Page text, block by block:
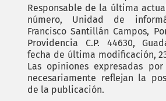
Responsable de la última
número, Unidad de
Francisco Santillán Campos,
Providencia C.P. 44630,
fecha de última modificación,
Las opiniones expresadas
necesariamente reflejan la
de la publicación.